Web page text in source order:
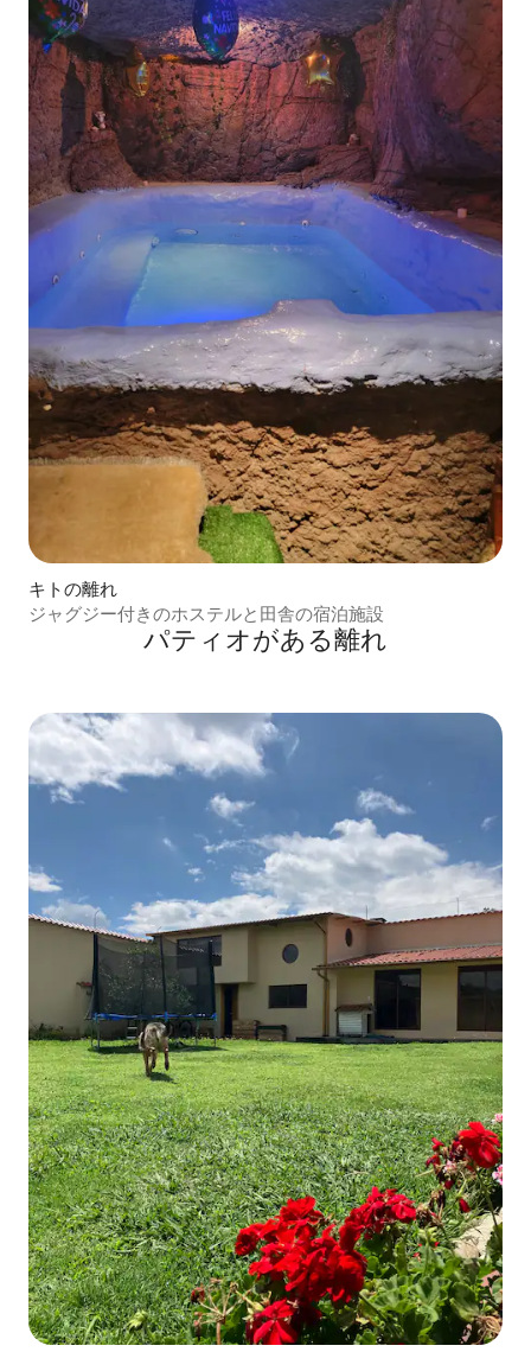
キトの離れ
ジャグジー付きのホステルと田舎の宿泊施設
パティオがある離れ